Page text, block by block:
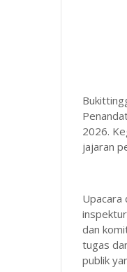
2026.
jajaran
Upacara
dan
tugas
publik